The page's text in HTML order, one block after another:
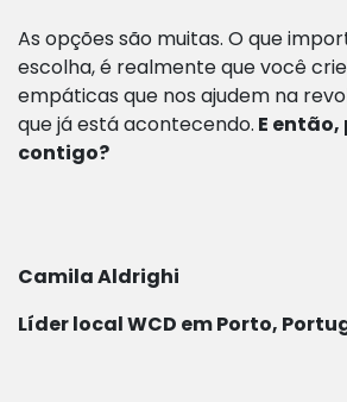
As opções são muitas. O que
escolha, é realmente que você
empáticas que nos ajudem na
que já está acontecendo. E
contigo?
Camila Aldrighi
Líder local WCD em Porto,